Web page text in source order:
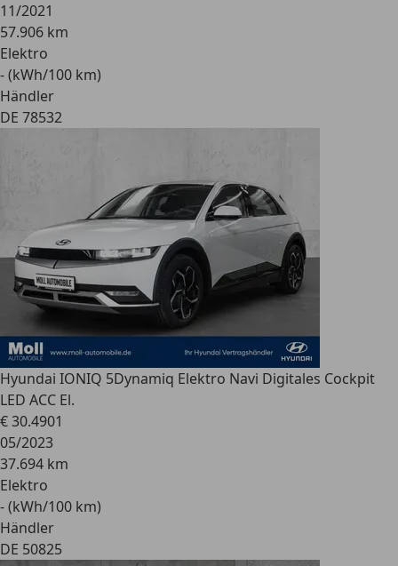
11/2021
57.906 km
Elektro
- (kWh/100 km)
Händler
DE 78532
Hyundai IONIQ 5Dynamiq Elektro Navi Digitales Cockpit
LED ACC El.
€ 30.4901
05/2023
37.694 km
Elektro
- (kWh/100 km)
Händler
DE 50825